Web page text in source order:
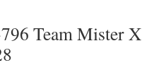
Team Mister X